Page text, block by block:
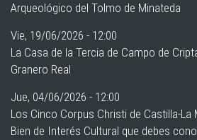
Arqueológico del Tolmo de Minateda
Vie, 19/06/2026 - 12:00
La Casa de la Tercia de Campo de
Granero Real
Jue, 04/06/2026 - 12:00
Los Cinco Corpus Christi de Castilla-La
Bien de Interés Cultural que debes